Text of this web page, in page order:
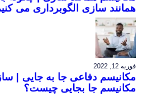
همانند سازی الگوبرداری می
فوریه 12, 2022
مکانیسم دفاعی جا به جایی |
مکانیسم جا بجایی چیست؟